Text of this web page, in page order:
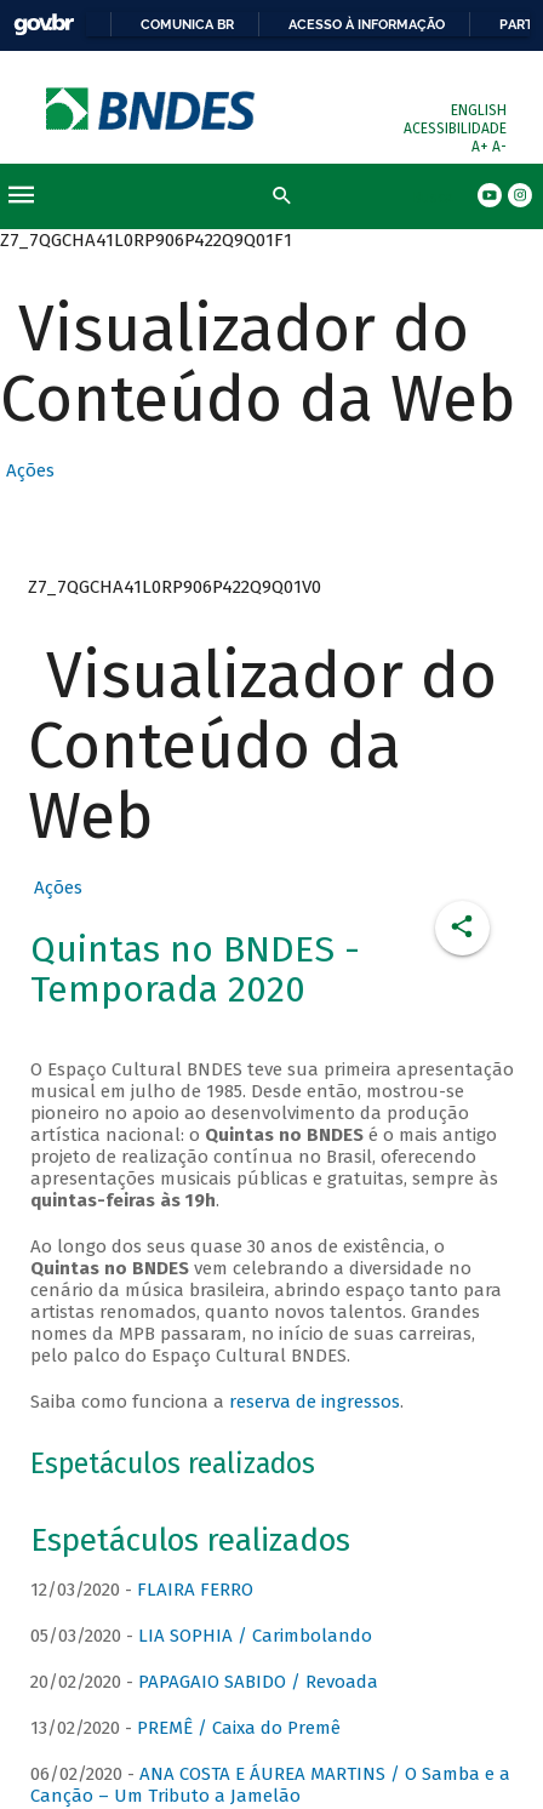
COMUNICA BR ACESSO À INFORMAÇÃO
ENGLISH
ACESSIBILIDADE
A+ A-
Z7_7QGCHA41L0RP906P422Q9Q01F1
Visualizador do
Conteúdo da Web
Ações
Z7_7QGCHA41L0RP906P422Q9Q01V0
Visualizador do
Conteúdo da
Web
Ações
Quintas no BNDES -
Temporada 2020
O Espaço Cultural BNDES teve sua primeira apresentação
musical em julho de 1985. Desde então, mostrou-se
pioneiro no apoio ao desenvolvimento da produção
artística nacional: o Quintas no BNDESé o mais antigo
projeto de realização contínua no Brasil, oferecendo
apresentações musicais públicas e gratuitas, sempre às
quintas-feiras às 19h.
Ao longo dos seus quase 30 anos de existência, o
Quintas no BNDESvem celebrando a diversidade no
cenário da música brasileira, abrindo espaço tanto para
artistas renomados, quanto novos talentos. Grandes
nomes da MPB passaram, no início de suas carreiras,
pelo palco do Espaço Cultural BNDES.
Saiba como funciona a reserva de ingressos.
Espetáculos realizados
Espetáculos realizados
12/03/2020 - FLAIRA FERRO
05/03/2020 - LIA SOPHIA / Carimbolando
20/02/2020 - PAPAGAIO SABIDO / Revoada
13/02/2020 - PREMÊ / Caixa do Premê
06/02/2020 - ANA COSTA E ÁUREA MARTINS / O Samba e a
Canção – Um Tributo a Jamelão